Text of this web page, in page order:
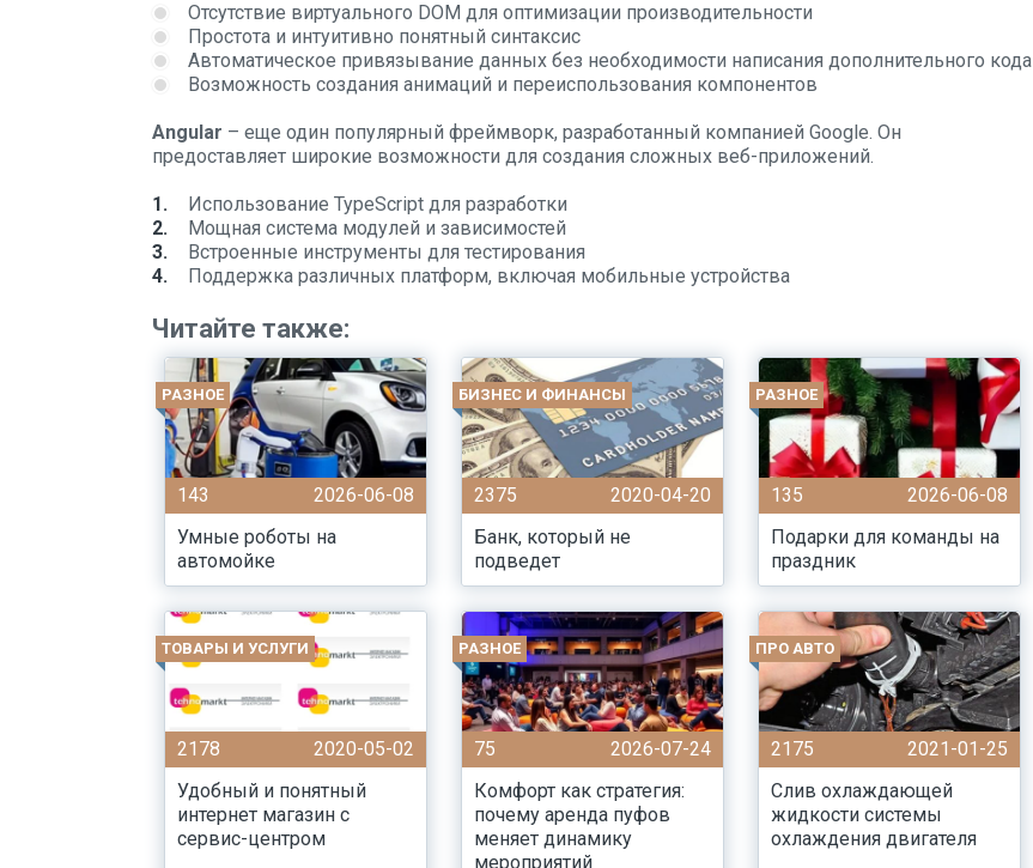
Отсутствие виртуального DOM для оптимизации производительности
Простота и интуитивно понятный синтаксис
Автоматическое привязывание данных без необходимости написания дополнительного кода
Возможность создания анимаций и переиспользования компонентов
Angular – еще один популярный фреймворк, разработанный компанией Google. Он
предоставляет широкие возможности для создания сложных веб-приложений.
Использование TypeScript для разработки
Мощная система модулей и зависимостей
Встроенные инструменты для тестирования
Поддержка различных платформ, включая мобильные устройства
Читайте также:
РАЗНОЕ
143
2026-06-08
Умные роботы на
автомойке
БИЗНЕС И ФИНАНСЫ
2375
2020-04-20
Банк, который не
подведет
РАЗНОЕ
135
2026-06-08
Подарки для команды на
праздник
ТОВАРЫ И УСЛУГИ
2178
2020-05-02
Удобный и понятный
интернет магазин с
сервис-центром
РАЗНОЕ
75
2026-07-24
Комфорт как стратегия:
почему аренда пуфов
меняет динамику
мероприятий
ПРО АВТО
2175
2021-01-25
Слив охлаждающей
жидкости системы
охлаждения двигателя